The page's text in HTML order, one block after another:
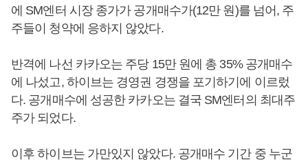
에 SM엔터 시장 종가가 공개매수가(12만 원)를 넘어, 주
주들이 청약에 응하지 않았다.
반격에 나선 카카오는 주당 15만 원에 총 35% 공개매수
에 나섰고, 하이브는 경영권 경쟁을 포기하기에 이르렀
다. 공개매수에 성공한 카카오는 결국 SM엔터의 최대주
주가 되었다.
이후 하이브는 가만있지 않았다. 공개매수 기간 중 누군